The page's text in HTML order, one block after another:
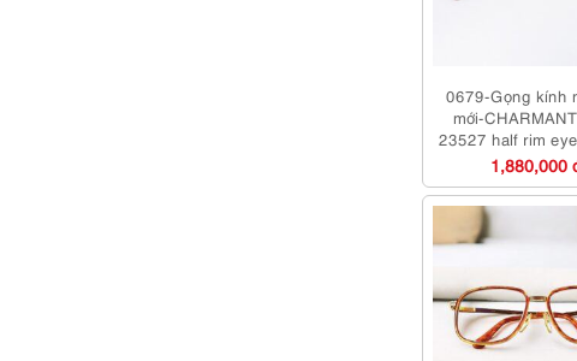
0679-Gọng kính
mới-
23527 half rim
frame
1,880,000